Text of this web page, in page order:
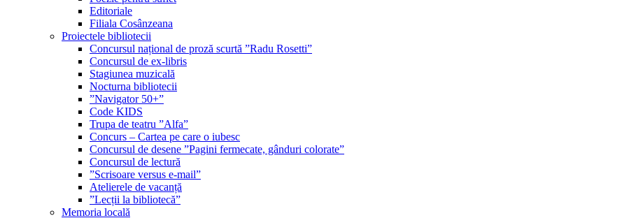
Editoriale
Filiala Cosânzeana
Proiectele bibliotecii
Concursul național de proză scurtă ”Radu Rosetti”
Concursul de ex-libris
Stagiunea muzicală
Nocturna bibliotecii
”Navigator 50+”
Code KIDS
Trupa de teatru ”Alfa”
Concurs – Cartea pe care o iubesc
Concursul de desene ”Pagini fermecate, gânduri colorate”
Concursul de lectură
”Scrisoare versus e-mail”
Atelierele de vacanță
”Lecții la bibliotecă”
Memoria locală